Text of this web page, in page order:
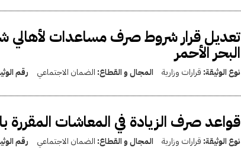
تعديل قرار شروط صرف مساعدات لأهالي
البحر الأحمر
نوع الوثيقة: قرارات وزارية المجال و القطاع: الضمان الاجتماعي رقم
قواعد صرف الزيادة في المعاشات المقررة بالقرار
نوع الوثيقة: قرارات وزارية المجال و القطاع: الضمان الاجتماعي رقم